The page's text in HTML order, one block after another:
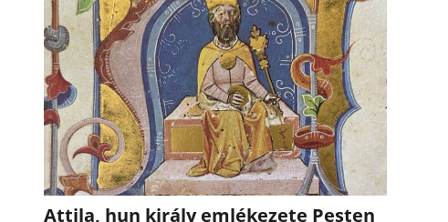
Attila, hun király emlékezete Pesten